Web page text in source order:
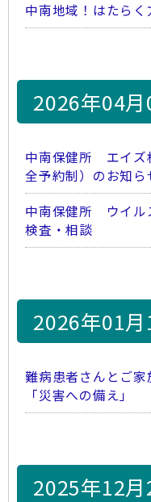
中南地域！はたら
2026年04月
中南保健所 エイズ
全予約制）のお知ら
中南保健所 ウイル
検査・相談
2026年01月
難病患者さんとご
「災害への備え」
2025年12月